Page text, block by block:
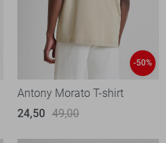
-50%
Antony Morato T-shirt
24,50 49,00